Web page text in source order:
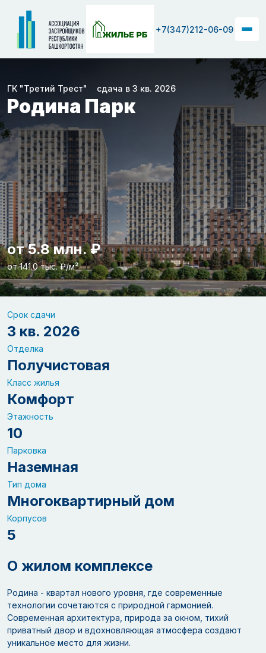
+7(347)212-06-09
ГК "Третий Трест" сдача в 3 кв. 2026
Родина Парк
от 5.8 млн. ₽
от 141.0 тыс. ₽/м²
О жилом комплексе
Родина - квартал нового уровня, где современные
технологии сочетаются с природной гармонией.
Современная архитектура, природа за окном, тихий
приватный двор и вдохновляющая атмосфера создают
уникальное место для жизни.
Срок сдачи
3 кв. 2026
Отделка
Получистовая
Класс жилья
Комфорт
Этажность
10
Парковка
Наземная
Тип дома
Многоквартирный дом
Корпусов
5